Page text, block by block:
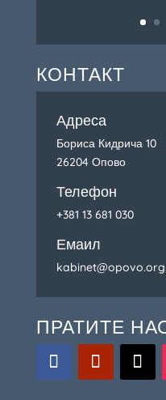
КОНТАКТ
Адреса
Бориса Кидрича 10
26204 Опово
Телефон
+381 13 681 030
Емаил
ПРАТИТЕ